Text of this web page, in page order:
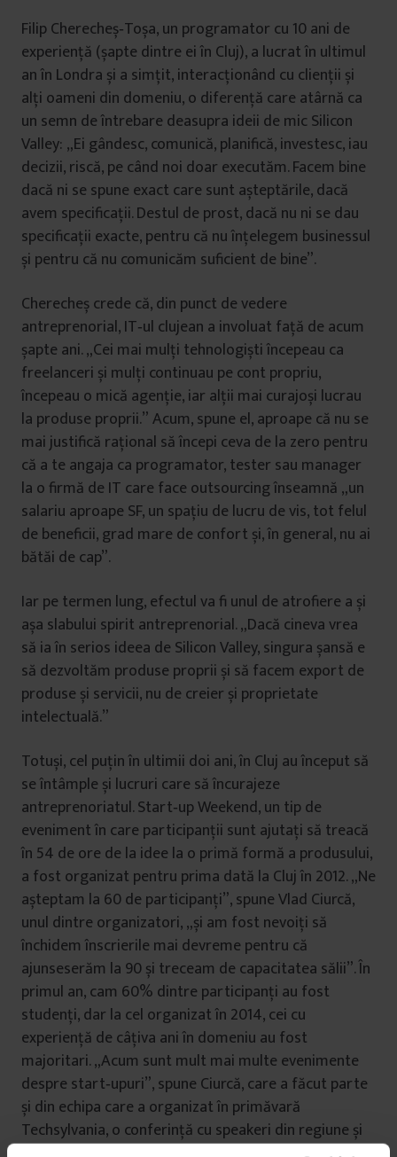
Filip Cherecheș‑Toșa, un programator cu 10 ani de
experiență (șapte dintre ei în Cluj), a lucrat în ultimul
an în Londra și a simțit, interacționând cu clienții și
alți oameni din domeniu, o diferență care atârnă ca
un semn de întrebare deasupra ideii de mic Silicon
Valley: „Ei gândesc, comunică, planifică, investesc, iau
decizii, riscă, pe când noi doar executăm. Facem bine
dacă ni se spune exact care sunt așteptările, dacă
avem specificații. Destul de prost, dacă nu ni se dau
specificații exacte, pentru că nu înțelegem businessul
și pentru că nu comunicăm suficient de bine”.
Cherecheș crede că, din punct de vedere
antreprenorial, IT‑ul clujean a involuat față de acum
șapte ani. „Cei mai mulți tehnologiști începeau ca
freelanceri și mulți continuau pe cont propriu,
începeau o mică agenție, iar alții mai curajoși lucrau
la produse proprii.” Acum, spune el, aproape că nu se
mai justifică rațional să începi ceva de la zero pentru
că a te angaja ca programator, tester sau manager
la o firmă de IT care face outsourcing înseamnă „un
salariu aproape SF, un spațiu de lucru de vis, tot felul
de beneficii, grad mare de confort și, în general, nu ai
bătăi de cap”.
Iar pe termen lung, efectul va fi unul de atrofiere a și
așa slabului spirit antreprenorial. „Dacă cineva vrea
să ia în serios ideea de Silicon Valley, singura șansă e
să dezvoltăm produse proprii și să facem export de
produse și servicii, nu de creier și proprietate
intelectuală.”
Totuși, cel puțin în ultimii doi ani, în Cluj au început să
se întâmple și lucruri care să încurajeze
antreprenoriatul. Start‑up Weekend, un tip de
eveniment în care participanții sunt ajutați să treacă
în 54 de ore de la idee la o primă formă a produsului,
a fost organizat pentru prima dată la Cluj în 2012. „Ne
așteptam la 60 de participanți”, spune Vlad Ciurcă,
unul dintre organizatori, „și am fost nevoiți să
închidem înscrierile mai devreme pentru că
ajunseserăm la 90 și treceam de capacitatea sălii”. În
primul an, cam 60% dintre participanți au fost
studenți, dar la cel organizat în 2014, cei cu
experiență de câțiva ani în domeniu au fost
majoritari. „Acum sunt mult mai multe evenimente
despre start‑upuri”, spune Ciurcă, care a făcut parte
și din echipa care a organizat în primăvară
Techsylvania, o conferință cu speakeri din regiune și